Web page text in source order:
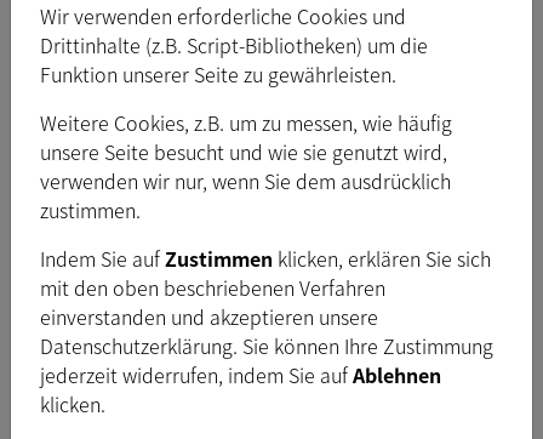
Schnittstelle (optisch)
Sensortyp
CMOS
Spezifikation des
Sensors
onsemi AR0521
Shutter
Rolling
Format
1/2,5inch
Pixelgröße
H:2,2µm, V:2,2µm
Sensorgröße
Wir verwenden erforderliche Cookies und
Drittinhalte (z.B. Script-Bibliotheken) um die
Funktion unserer Seite zu gewährleisten.
Weitere Cookies, z.B. um zu messen, wie häufig
unsere Seite besucht und wie sie genutzt wird,
verwenden wir nur, wenn Sie dem ausdrücklich
zustimmen.
Indem Sie aufZustimmen klicken, erklären Sie sich
mit den oben beschriebenen Verfahren
einverstanden und akzeptieren unsere
Datenschutzerklärung. Sie können Ihre Zustimmung
jederzeit widerrufen, indem Sie aufAblehnen
klicken.